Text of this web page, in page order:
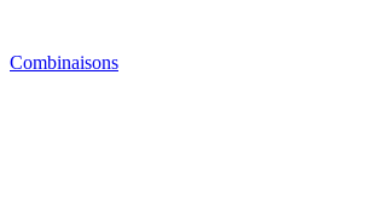
Combinaisons